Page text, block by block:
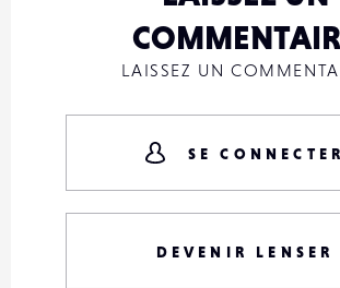
LAISSEZ UN
SE CONNECTER
DEVENIR LENSER